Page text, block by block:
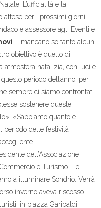
L’ufficialità e la
attese per i prossimi giorni.
e assessore agli Eventi e
– mancano soltanto alcuni
obiettivo è quello di
atmosfera natalizia, con luci e
periodo dell’anno, per
sempre ci siamo confrontati
sostenere queste
«Sappiamo quanto è
periodo delle festività
–
dell’Associazione
e Turismo – e
a illuminare Sondrio. Verrà
inverno aveva riscosso
in piazza Garibaldi,